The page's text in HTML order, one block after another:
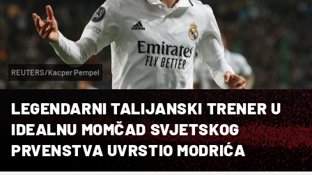
REUTERS/Kacper Pempel
LEGENDARNI TALIJANSKI TRENER U
IDEALNU MOMČAD SVJETSKOG
PRVENSTVA UVRSTIO MODRIĆA